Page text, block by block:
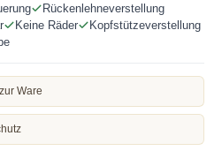
Rückenlehneverstellung
Keine Räder
Kopfstützeverstellung
Ware